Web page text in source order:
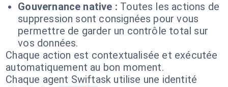
Gouvernance native : Toutes les actions de
suppression sont consignées pour vous
permettre de garder un contrôle total sur
vos données.
Chaque action est contextualisée et exécutée
automatiquement au bon moment.
Chaque agent Swiftask utilise une identité